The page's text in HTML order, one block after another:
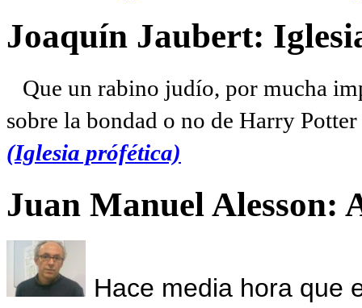
Joaquín Jaubert:
Que un rabino judío, por mucha
sobre la bondad o no de Harry
(Iglesia prófética)
Juan Manuel Alesson:
Hace media hora que